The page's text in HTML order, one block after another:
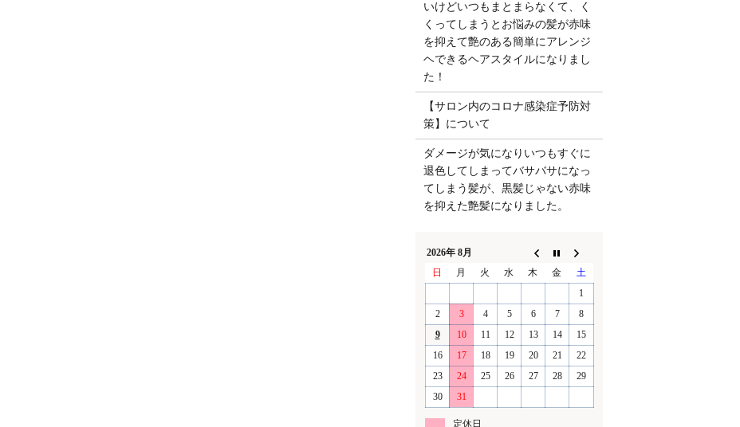
いけどいつもまとまらなくて、く
くってしまうとお悩みの髪が赤味
を抑えて艶のある簡単にアレンジ
ヘできるヘアスタイルになりまし
た！
【サロン内のコロナ感染症予防対
策】について
ダメージが気になりいつもすぐに
退色してしまってバサバサになっ
てしまう髪が、黒髪じゃない赤味
を抑えた艶髪になりました。
2026年 8月
日
月 火 水 木 金
土
1
2
3 4 5 6 7
8
9
10 11 12 13 14
15
16
17 18 19 20 21
22
23
24 25 26 27 28
29
30
31
定休日